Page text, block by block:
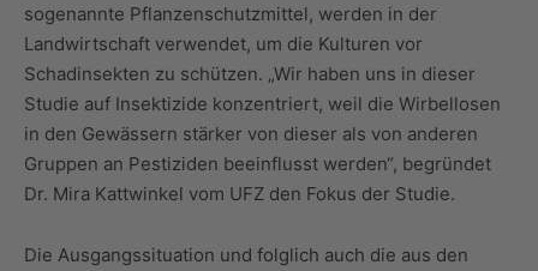
sogenannte Pflanzenschutzmittel, werden in der
Landwirtschaft verwendet, um die Kulturen vor
Schadinsekten zu schützen. „Wir haben uns in dieser
Studie auf Insektizide konzentriert, weil die Wirbellosen
in den Gewässern stärker von dieser als von anderen
Gruppen an Pestiziden beeinflusst werden“, begründet
Dr. Mira Kattwinkel vom UFZ den Fokus der Studie.
Die Ausgangssituation und folglich auch die aus den